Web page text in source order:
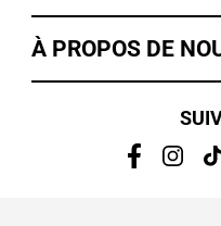
À PROPOS DE